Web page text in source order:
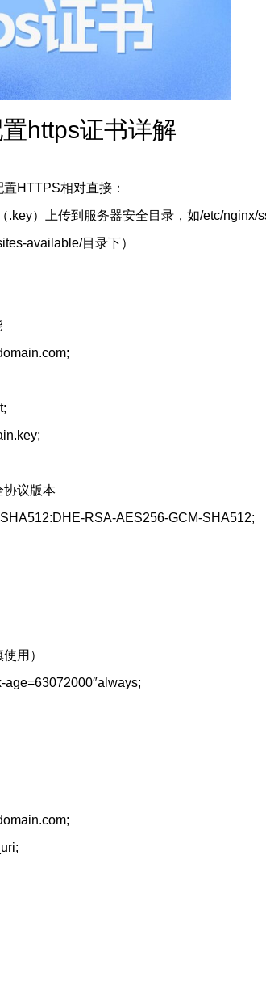
https证书详解
HTTPS相对直接：
.key）上传到服务器安全目录，如/etc/nginx/
available/目录下）
协议版本
RSA-AES256-GCM-SHA512;
用）
age=63072000″always;